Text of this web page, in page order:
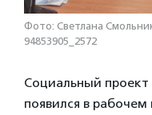
Фото: Светлана
94853905_2572
Социальный
появился в